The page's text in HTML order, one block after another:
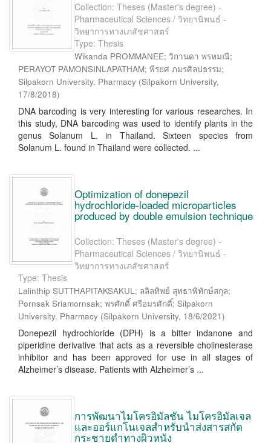
Collection: Theses (Master's degree) -
Pharmaceutical Sciences / วิทยานิพนธ์ -
วิทยาการทางเภสัชศาสตร์
Type: Thesis
Wikanda PROMMANEE; วิกานดา พรหมณี;
PERAYOT PAMONSINLAPATHAM; พีรยศ ภมรศิลปธรรม;
Silpakorn University. Pharmacy (Silpakorn University,
17/8/2018)
DNA barcoding is very interesting for various researches. In
this study, DNA barcoding was used to identify plants in the
genus Solanum L. in Thailand. Sixteen species from
Solanum L. found in Thailand were collected. ...
Optimization of donepezil
hydrochloride-loaded microparticles
produced by double emulsion technique
Collection: Theses (Master's degree) -
Pharmaceutical Sciences / วิทยานิพนธ์ -
วิทยาการทางเภสัชศาสตร์
Type: Thesis
Lalinthip SUTTHAPITAKSAKUL; ลลิลทิพย์ สุทธาพิทักษ์สกุล;
Pornsak Sriamornsak; พรศักดิ์ ศรีอมรศักดิ์; Silpakorn
University. Pharmacy (Silpakorn University, 18/6/2021)
Donepezil hydrochloride (DPH) is a bitter indanone and
piperidine derivative that acts as a reversible cholinesterase
inhibitor and has been approved for use in all stages of
Alzheimer’s disease. Patients with Alzheimer’s ...
การพัฒนาไมโครอิมัลชัน ไมโครอิมัลเจล
และออร์แกโนเจลสำหรับนำส่งสารสกัด
กระชายดำทางผิวหนัง